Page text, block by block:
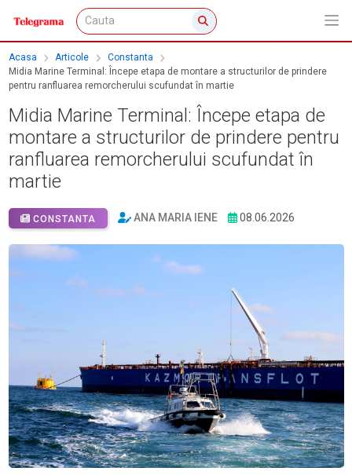
Acasa Articole
Constanta
Midia Marine Terminal: Începe etapa de montare a structurilor de prindere
pentru ranfluarea remorcherului scufundat în martie
Midia Marine Terminal: Începe etapa de
montare a structurilor de prindere pentru
ranfluarea remorcherului scufundat în
martie
CONSTANTA ANA MARIA IENE 08.06.2026